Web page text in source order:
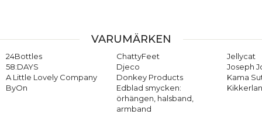
VARUMÄRKEN
24Bottles
58:DAYS
A Little Lovely Company
ByOn
ChattyFeet
Djeco
Donkey Products
Edblad smycken:
örhängen, halsband,
armband
Jellycat
Joseph
Kama